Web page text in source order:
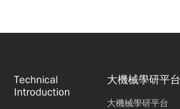
Technical
Introduction
大機械學研平台
大機械學研平台